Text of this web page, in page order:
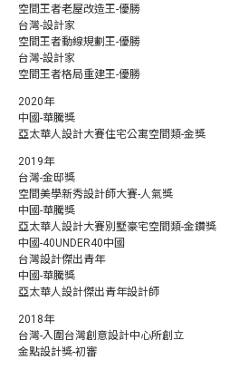
空間王者老屋改造王-優勝
台灣-設計家
空間王者動線規劃王-優勝
台灣-設計家
空間王者格局重建王-優勝
2020年
中國-華騰獎
亞太華人設計大賽住宅公寓空間類-金獎
2019年
台灣-金邸獎
空間美學新秀設計師大賽-人氣獎
中國-華騰獎
亞太華人設計大賽別墅豪宅空間類-金鑽獎
中國-40UNDER40中國
台灣設計傑出青年
中國-華騰獎
亞太華人設計傑出青年設計師
2018年
台灣-入圍台灣創意設計中心所創立
金點設計獎-初審